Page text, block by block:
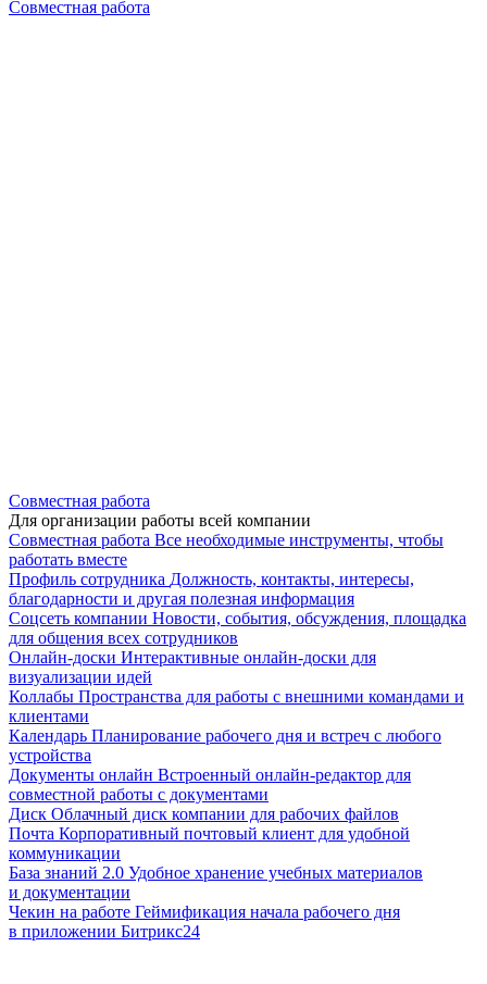
Совместная работа
Совместная работа
Для организации работы всей компании
Совместная работа Все необходимые инструменты, чтобы
работать вместе
Профиль сотрудника Должность, контакты, интересы,
благодарности и другая полезная информация
Соцсеть компании Новости, события, обсуждения, площадка
для общения всех сотрудников
Онлайн-доски Интерактивные онлайн-доски для
визуализации идей
Коллабы Пространства для работы с внешними командами и
клиентами
Календарь Планирование рабочего дня и встреч с любого
устройства
Документы онлайн Встроенный онлайн-редактор для
совместной работы с документами
Диск Облачный диск компании для рабочих файлов
Почта Корпоративный почтовый клиент для удобной
коммуникации
База знаний 2.0 Удобное хранение учебных материалов
и документации
Чекин на работе Геймификация начала рабочего дня
в приложении Битрикс24